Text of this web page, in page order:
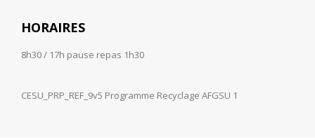
HORAIRES
8h30 / 17h pause repas 1h30
CESU_PRP_REF_9v5 Programme Recyclage AFGSU 1